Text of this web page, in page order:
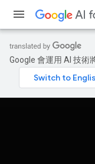
Google 會運用 AI 技術